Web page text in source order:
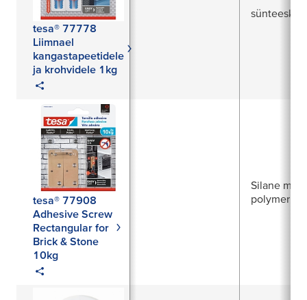
tesa® 77778
Liimnael
kangastapeetidele
ja krohvidele 1kg
tesa® 77908
Adhesive Screw
Rectangular for
Brick & Stone
10kg
Silane
polymer